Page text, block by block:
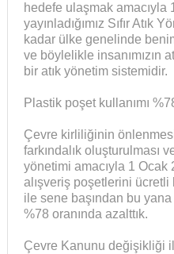
hedefe ulaşmak amacıyla
yayınladığımız Sıfır Atık
kadar ülke genelinde
ve böylelikle insanımızın
bir atık yönetim sistemidir.
Plastik poşet kullanımı
Çevre kirliliğinin
farkındalık oluşturulması
yönetimi amacıyla 1
alışveriş poşetlerini
ile sene başından bu yana
%78 oranında azalttık.
Çevre Kanunu değişikliği